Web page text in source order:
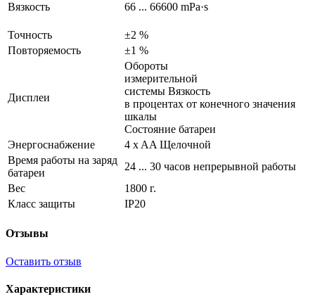
Вязкость 66 ... 66600 mPa·s
Точность
±2 %
Повторяемость
±1 %
Дисплеи
Обороты
измерительной
системы Вязкость
в процентах от конечного значения
шкалы
Состояние батареи
Энергоснабжение
4 x AA Щелочной
Время работы на заряд
батареи
24 ... 30 часов непрерывной работы
Вес
1800 г.
Класс защиты
IP20
Отзывы
Оставить отзыв
Характеристики